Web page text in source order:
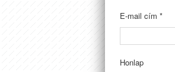
E-mail cím *
Honlap